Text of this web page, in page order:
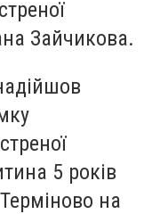
Зайчикова.
5 років
на